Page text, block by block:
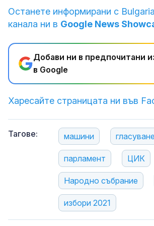
Останете информирани с
канала ни в Google News
Добави ни в предпочитани
в Google
Харесайте страницата ни във
Тагове: машини гласуване
парламент ЦИК
Народно събрание
избори 2021